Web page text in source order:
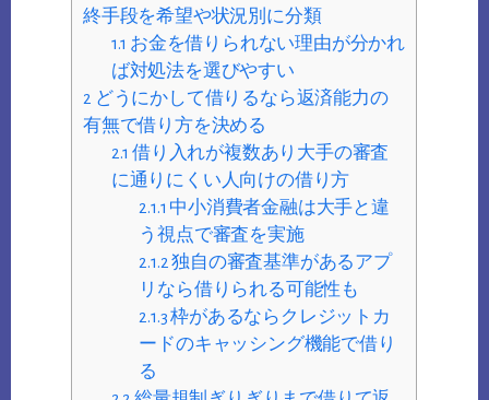
終手段を希望や状況別に分類
1.1 お金を借りられない理由が分かれ
ば対処法を選びやすい
2 どうにかして借りるなら返済能力の
有無で借り方を決める
2.1 借り入れが複数あり大手の審査
に通りにくい人向けの借り方
2.1.1 中小消費者金融は大手と違
う視点で審査を実施
2.1.2 独自の審査基準があるアプ
リなら借りられる可能性も
2.1.3枠があるならクレジットカ
ードのキャッシング機能で借り
る